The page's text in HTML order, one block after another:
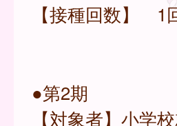
【接種回数】 1
●第2期
【対象者】小学